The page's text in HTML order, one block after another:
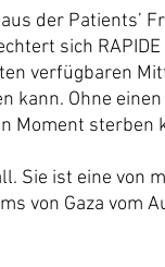
der Patients’
sich
verfügbaren
kann. Ohne
Moment sterben
Sie ist eine von
von Gaza vom